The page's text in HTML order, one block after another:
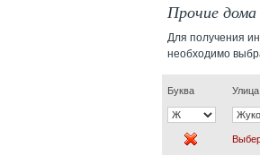
Прочие дома
Для получения
необходимо
Буква Улица